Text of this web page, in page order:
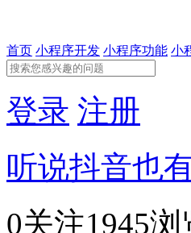
首页 小程序开发 小程序功能 小
登录 注册
听说抖音也
0关注1945浏